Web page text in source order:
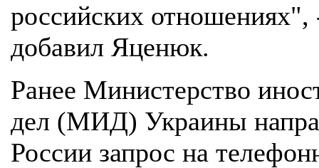
российских отношениях",
добавил Яценюк.
Ранее Министерство
дел (МИД) Украины
России запрос на